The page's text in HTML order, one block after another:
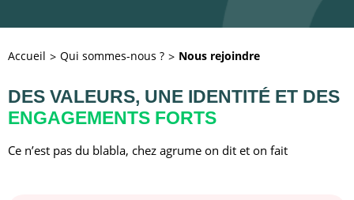
Accueil Qui sommes-nous ? Nous rejoindre
DES VALEURS, UNE IDENTITÉ ET DES
ENGAGEMENTS FORTS
Ce n’est pas du blabla, chez agrume on dit et on fait